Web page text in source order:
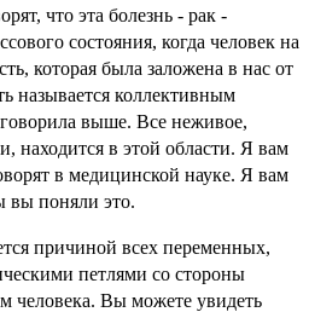
что эта болезнь - рак -
состояния, когда человек на
которая была заложена в нас от
называется коллективным
выше. Все неживое,
находится в этой области. Я вам
в медицинской науке. Я вам
вы поняли это.
причиной всех переменных,
петлями со стороны
человека. Вы можете увидеть